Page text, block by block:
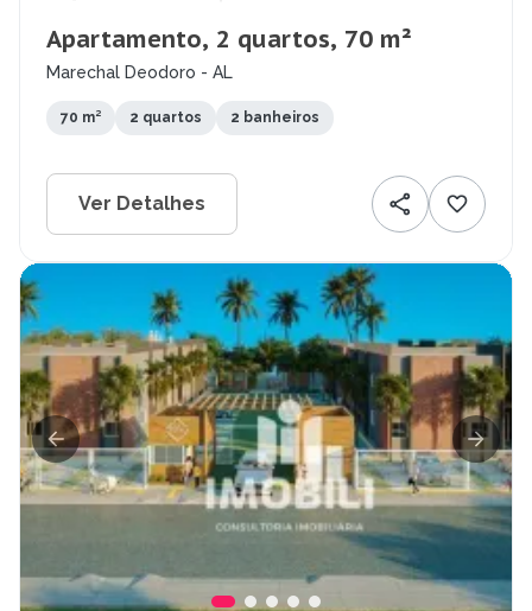
Apartamento, 2 quartos, 70 m²
Marechal Deodoro - AL
70 m² 2 quartos 2 banheiros
Ver Detalhes